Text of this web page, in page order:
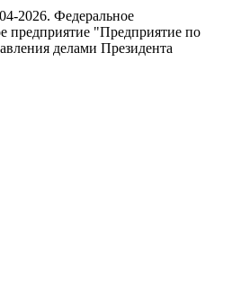
2026. Федеральное
предприятие "Предприятие по
делами Президента